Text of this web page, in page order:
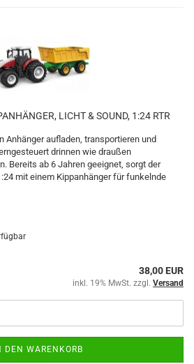
LICHT & SOUND, 1:24 RTR
Anhänger aufladen, transportieren und
drinnen wie draußen
Bereits ab 6 Jahren geeignet, sorgt der
mit einem Kippanhänger für funkelnde
38,00 EUR
inkl. 19% MwSt. zzgl. Versand
DEN WARENKORB